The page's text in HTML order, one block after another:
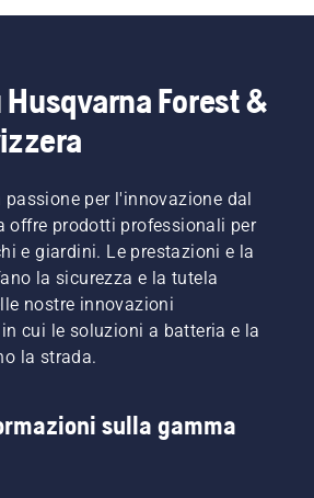
È
e
c'è
Husqvarna Forest &
per l'innovazione dal
offre prodotti professionali per
e giardini. Le prestazioni e la
la sicurezza e la tutela
nostre innovazioni
cui le soluzioni a batteria e la
la strada.
sulla gamma